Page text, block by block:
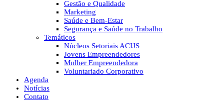
Gestão e Qualidade
Marketing
Saúde e Bem-Estar
Segurança e Saúde no Trabalho
Temáticos
Núcleos Setoriais ACIJS
Jovens Empreendedores
Mulher Empreendedora
Voluntariado Corporativo
Agenda
Notícias
Contato